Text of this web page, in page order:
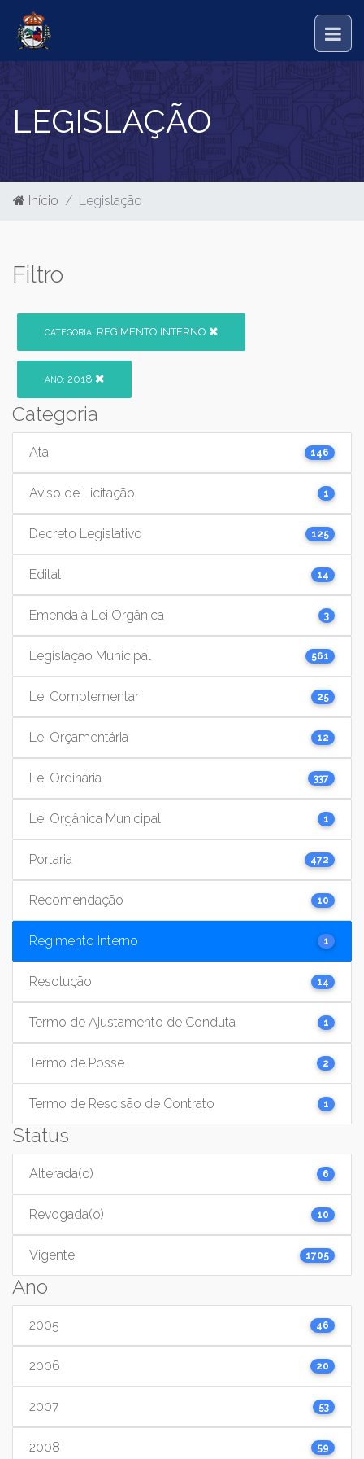
LEGISLAÇÃO
Início Legislação
Filtro
CATEGORIA: REGIMENTO INTERNO
ANO: 2018
Categoria
Ata 146
Aviso de Licitação 1
Decreto Legislativo 125
Edital 14
Emenda à Lei Orgânica 3
Legislação Municipal 561
Lei Complementar 25
Lei Orçamentária 12
Lei Ordinária 337
Lei Orgânica Municipal 1
Portaria 472
Recomendação 10
Regimento Interno 1
Resolução 14
Termo de Ajustamento de Conduta 1
Termo de Posse 2
Termo de Rescisão de Contrato 1
Status
Alterada(o) 6
Revogada(o) 10
Vigente 1705
Ano
2005 46
2006 20
2007 53
2008 59